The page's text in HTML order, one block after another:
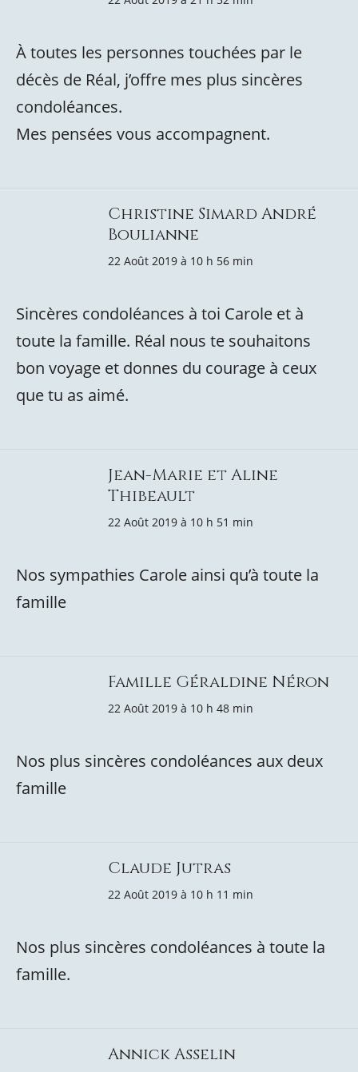
À toutes les personnes touchées par le
décès de Réal, j’offre mes plus sincères
condoléances.
Mes pensées vous accompagnent.
Christine Simard André
Boulianne
22 Août 2019 à 10 h 56 min
Sincères condoléances à toi Carole et à
toute la famille. Réal nous te souhaitons
bon voyage et donnes du courage à ceux
que tu as aimé.
Jean-Marie et Aline
Thibeault
22 Août 2019 à 10 h 51 min
Nos sympathies Carole ainsi qu’à toute la
famille
Famille Géraldine Néron
22 Août 2019 à 10 h 48 min
Nos plus sincères condoléances aux deux
famille
Claude Jutras
22 Août 2019 à 10 h 11 min
Nos plus sincères condoléances à toute la
famille.
Annick Asselin